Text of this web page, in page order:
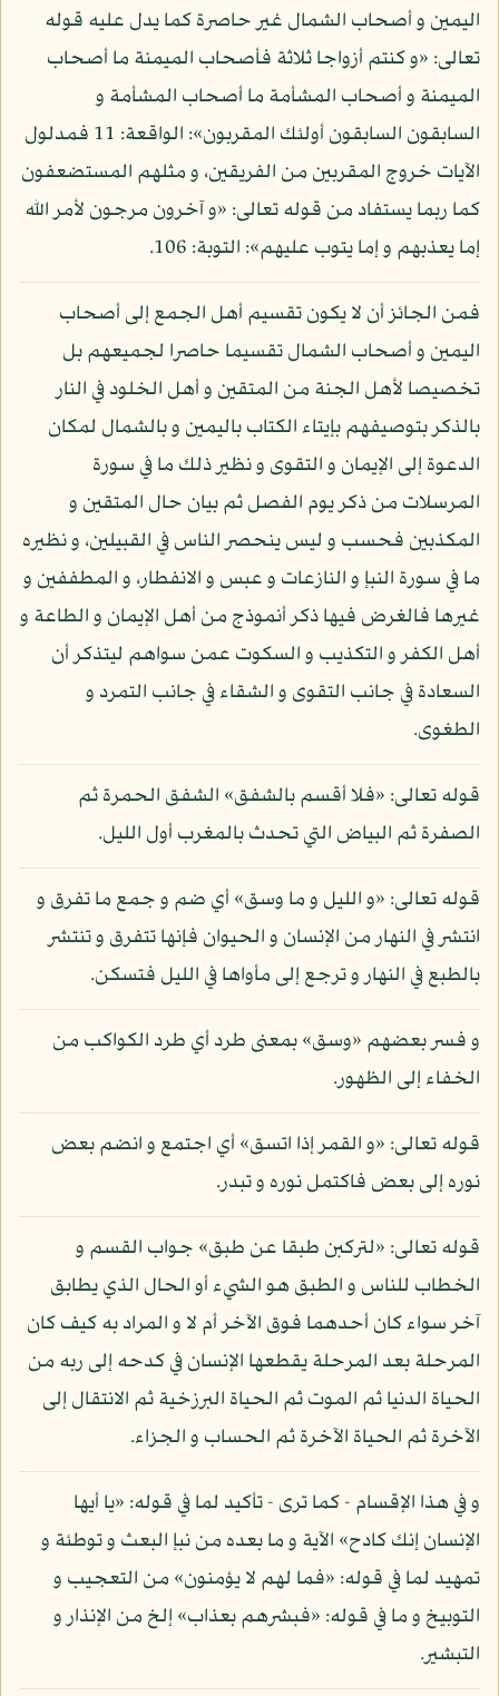
اليمين و أصحاب الشمال غير حاصرة كما يدل عليه قوله
تعالى: «و كنتم أزواجا ثلاثة فأصحاب الميمنة ما أصحاب
الميمنة و أصحاب المشأمة ما أصحاب المشأمة و
السابقون السابقون أولئك المقربون»: الواقعة: 11 فمدلول
الآيات خروج المقربين من الفريقين، و مثلهم المستضعفون
كما ربما يستفاد من قوله تعالى: «و آخرون مرجون لأمر الله
إما يعذبهم و إما يتوب عليهم»: التوبة: 106.
فمن الجائز أن لا يكون تقسيم أهل الجمع إلى أصحاب
اليمين و أصحاب الشمال تقسيما حاصرا لجميعهم بل
تخصيصا لأهل الجنة من المتقين و أهل الخلود في النار
بالذكر بتوصيفهم بإيتاء الكتاب باليمين و بالشمال لمكان
الدعوة إلى الإيمان و التقوى و نظير ذلك ما في سورة
المرسلات من ذكر يوم الفصل ثم بيان حال المتقين و
المكذبين فحسب و ليس ينحصر الناس في القبيلين، و نظيره
ما في سورة النبإ و النازعات و عبس و الانفطار، و المطففين و
غيرها فالغرض فيها ذكر أنموذج من أهل الإيمان و الطاعة و
أهل الكفر و التكذيب و السكوت عمن سواهم ليتذكر أن
السعادة في جانب التقوى و الشقاء في جانب التمرد و
الطغوى.
قوله تعالى: «فلا أقسم بالشفق» الشفق الحمرة ثم
الصفرة ثم البياض التي تحدث بالمغرب أول الليل.
قوله تعالى: «و الليل و ما وسق» أي ضم و جمع ما تفرق و
انتشر في النهار من الإنسان و الحيوان فإنها تتفرق و تنتشر
بالطبع في النهار و ترجع إلى مأواها في الليل فتسكن.
و فسر بعضهم «وسق» بمعنى طرد أي طرد الكواكب من
الخفاء إلى الظهور.
قوله تعالى: «و القمر إذا اتسق» أي اجتمع و انضم بعض
نوره إلى بعض فاكتمل نوره و تبدر.
قوله تعالى: «لتركبن طبقا عن طبق» جواب القسم و
الخطاب للناس و الطبق هو الشيء أو الحال الذي يطابق
آخر سواء كان أحدهما فوق الآخر أم لا و المراد به كيف كان
المرحلة بعد المرحلة يقطعها الإنسان في كدحه إلى ربه من
الحياة الدنيا ثم الموت ثم الحياة البرزخية ثم الانتقال إلى
الآخرة ثم الحياة الآخرة ثم الحساب و الجزاء.
و في هذا الإقسام - كما ترى - تأكيد لما في قوله: «يا أيها
الإنسان إنك كادح» الآية و ما بعده من نبإ البعث و توطئة و
تمهيد لما في قوله: «فما لهم لا يؤمنون» من التعجيب و
التوبيخ و ما في قوله: «فبشرهم بعذاب» إلخ من الإنذار و
التبشير.